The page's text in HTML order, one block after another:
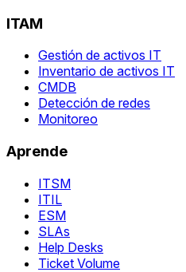
ITAM
Gestión de activos IT
Inventario de activos IT
CMDB
Detección de redes
Monitoreo
Aprende
ITSM
ITIL
ESM
SLAs
Help Desks
Ticket Volume